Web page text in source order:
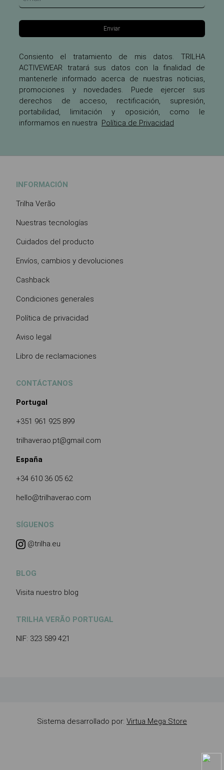
Enviar
Consiento el tratamiento de mis datos. TRILHA
ACTIVEWEAR tratará sus datos con la finalidad de
mantenerle informado acerca de nuestras noticias,
promociones y novedades. Puede ejercer sus
derechos de acceso, rectificación, supresión,
portabilidad, limitación y oposición, como le
informamos en nuestra Política de Privacidad
INFORMACIÓN
Trilha Verão
Nuestras tecnologías
Cuidados del producto
Envíos, cambios y devoluciones
Cashback
Condiciones generales
Política de privacidad
Aviso legal
Libro de reclamaciones
CONTÁCTANOS
Portugal
+351 961 925 899
trilhaverao.pt@gmail.com
España
+34 610 36 05 62
hello@trilhaverao.com
SÍGUENOS
@trilha.eu
BLOG
Visita nuestro blog
TRILHA VERÃO PORTUGAL
NIF: 323 589 421
Sistema desarrollado por: Virtua Mega Store